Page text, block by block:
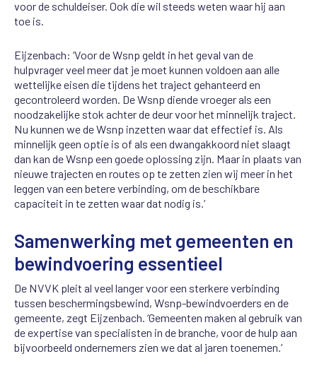
voor de schuldeiser. Ook die wil steeds weten waar hij aan
toe is.
Eijzenbach: ‘Voor de Wsnp geldt in het geval van de
hulpvrager veel meer dat je moet kunnen voldoen aan alle
wettelijke eisen die tijdens het traject gehanteerd en
gecontroleerd worden. De Wsnp diende vroeger als een
noodzakelijke stok achter de deur voor het minnelijk traject.
Nu kunnen we de Wsnp inzetten waar dat effectief is. Als
minnelijk geen optie is of als een dwangakkoord niet slaagt
dan kan de Wsnp een goede oplossing zijn. Maar in plaats van
nieuwe trajecten en routes op te zetten zien wij meer in het
leggen van een betere verbinding, om de beschikbare
capaciteit in te zetten waar dat nodig is.’
Samenwerking met gemeenten en
bewindvoering essentieel
De NVVK pleit al veel langer voor een sterkere verbinding
tussen beschermingsbewind, Wsnp-bewindvoerders en de
gemeente, zegt Eijzenbach. ‘Gemeenten maken al gebruik van
de expertise van specialisten in de branche, voor de hulp aan
bijvoorbeeld ondernemers zien we dat al jaren toenemen.’